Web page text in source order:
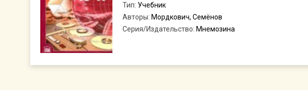
Тип: Учебник
Авторы: Мордкович, Семёнов
Серия/Издательство: Мнемозина